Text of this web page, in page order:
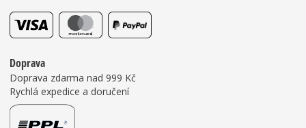
Doprava
Doprava zdarma nad 999 Kč
Rychlá expedice a doručení